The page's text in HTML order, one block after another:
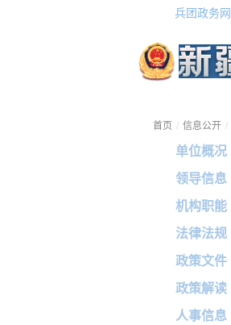
兵团政务网
首页 / 信息公开 /
单位概况
领导信息
机构职能
法律法规
政策文件
政策解读
人事信息